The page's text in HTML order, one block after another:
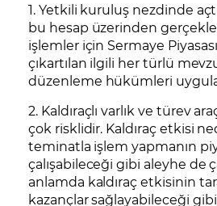
1. Yetkili kuruluş nezdinde
bu hesap üzerinden
işlemler için Sermaye
çıkartılan ilgili her türlü
düzenleme hükümleri
2. Kaldıraçlı varlık ve türev
çok risklidir. Kaldıraç etkisi
teminatla işlem yapmanın
çalışabileceği gibi aleyhe de
anlamda kaldıraç etkisinin
kazançlar sağlayabileceği